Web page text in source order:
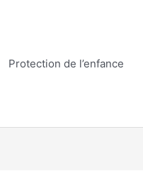
Protection de l’enfance